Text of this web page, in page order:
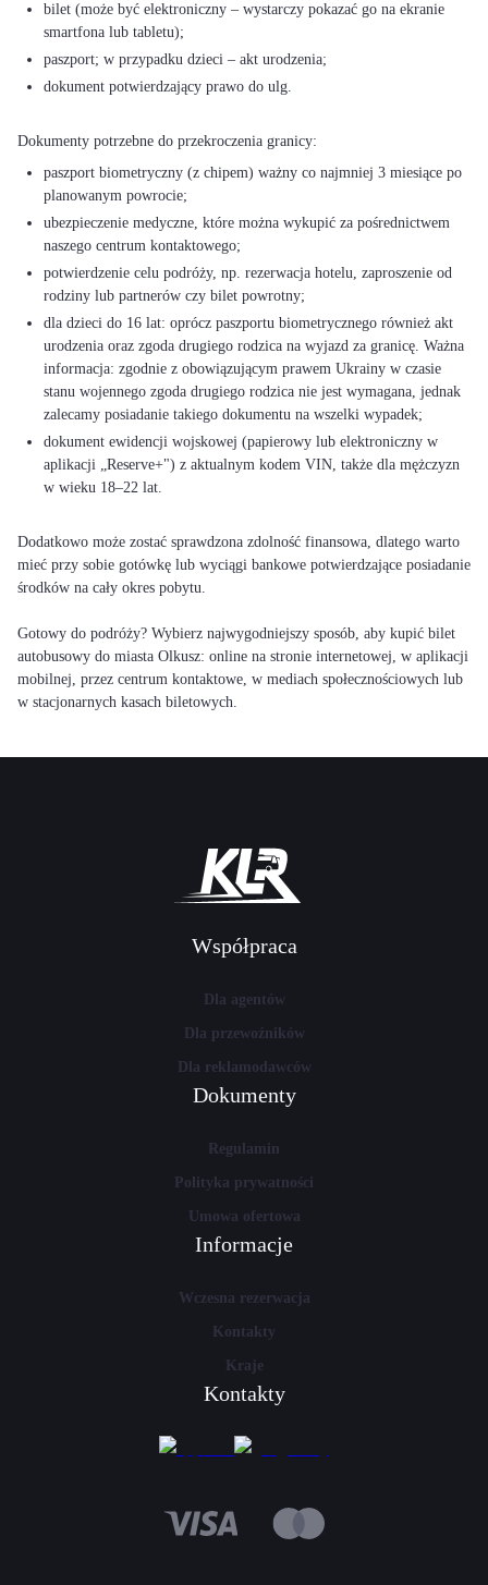
bilet (może być elektroniczny – wystarczy pokazać go na ekranie
smartfona lub tabletu);
paszport; w przypadku dzieci – akt urodzenia;
dokument potwierdzający prawo do ulg.
paszport biometryczny (z chipem) ważny co najmniej 3 miesiące po
planowanym powrocie;
ubezpieczenie medyczne, które można wykupić za pośrednictwem
naszego centrum kontaktowego;
potwierdzenie celu podróży, np. rezerwacja hotelu, zaproszenie od
rodziny lub partnerów czy bilet powrotny;
dla dzieci do 16 lat: oprócz paszportu biometrycznego również akt
urodzenia oraz zgoda drugiego rodzica na wyjazd za granicę. Ważna
informacja: zgodnie z obowiązującym prawem Ukrainy w czasie
stanu wojennego zgoda drugiego rodzica nie jest wymagana, jednak
zalecamy posiadanie takiego dokumentu na wszelki wypadek;
dokument ewidencji wojskowej (papierowy lub elektroniczny w
aplikacji „Reserve+") z aktualnym kodem VIN, także dla mężczyzn
w wieku 18–22 lat.
Dodatkowo może zostać sprawdzona zdolność finansowa, dlatego warto
mieć przy sobie gotówkę lub wyciągi bankowe potwierdzające posiadanie
środków na cały okres pobytu.
Gotowy do podróży? Wybierz najwygodniejszy sposób, aby kupić bilet
autobusowy do miasta Olkusz: online na stronie internetowej, w aplikacji
mobilnej, przez centrum kontaktowe, w mediach społecznościowych lub
w stacjonarnych kasach biletowych.
Współpraca
Dla agentów
Dla przewoźników
Dla reklamodawców
Dokumenty
Regulamin
Polityka prywatności
Umowa ofertowa
Informacje
Wczesna rezerwacja
Kontakty
Kraje
Kontakty